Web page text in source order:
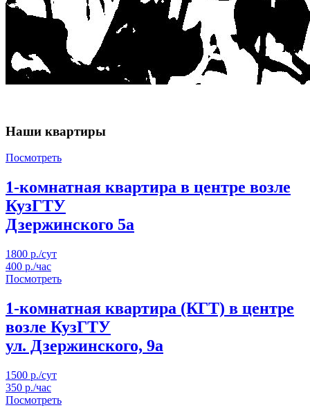
Наши квартиры
Посмотреть
1-комнатная квартира в центре возле
КузГТУ
Дзержинского 5а
1800 р./сут
400 р./час
Посмотреть
1-комнатная квартира (КГТ) в центре
возле КузГТУ
ул. Дзержинского, 9а
1500 р./сут
350 р./час
Посмотреть